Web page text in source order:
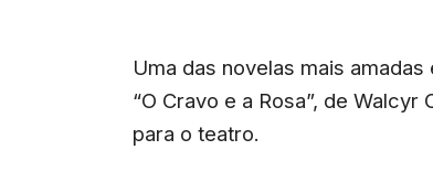
Uma das novelas mais
“O Cravo e a Rosa”, de
para o teatro.